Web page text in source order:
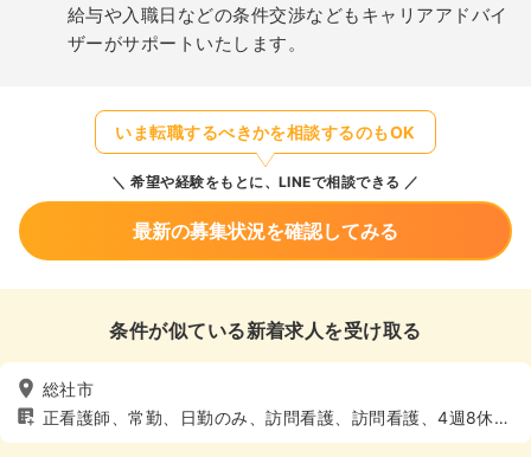
給与や入職日などの条件交渉などもキャリアアドバイ
ザーがサポートいたします。
いま転職するべきかを相談するのもOK
希望や経験をもとに、LINEで相談できる
最新の募集状況を確認してみる
条件が似ている新着求人を受け取る
総社市
正看護師、常勤、日勤のみ、訪問看護、訪問看護、4週8休以
上